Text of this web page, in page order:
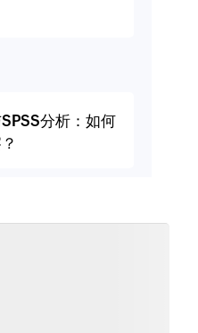
分析：如何